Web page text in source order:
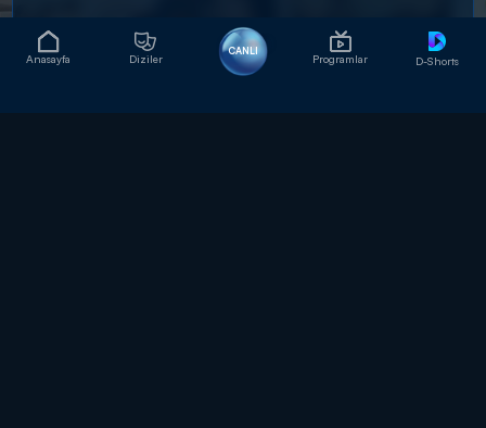
Anasayfa Diziler
CANLI
Programlar D-Shorts